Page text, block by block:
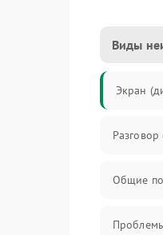
Виды
Экран
Общие